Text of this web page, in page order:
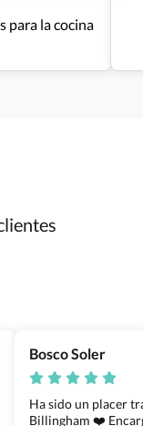
para la cocina
Bosco Soler
Ha sido un placer
Billingham ❤️